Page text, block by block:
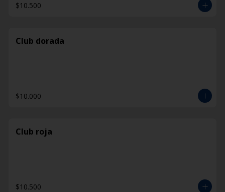
$10.500
Club dorada
$10.000
Club roja
$10.500